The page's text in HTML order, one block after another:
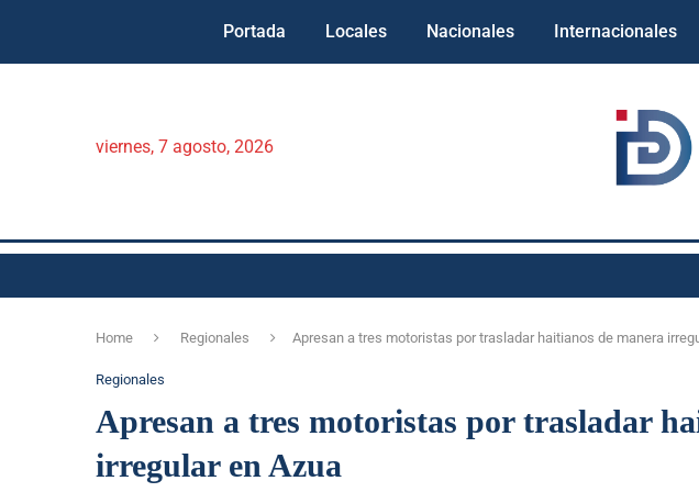
Portada Locales Nacionales Internacionales
viernes, 7 agosto, 2026
Home Regionales Apresan a tres motoristas por trasladar haitianos de manera
Regionales
Apresan a tres motoristas por trasladar
irregular en Azua